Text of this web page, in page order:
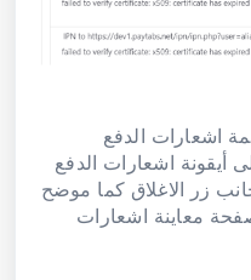
اشعارات الدفع
أيقونة اشعارات الدفع
زر الاغلاق كما موضح
معاينة اشعارات